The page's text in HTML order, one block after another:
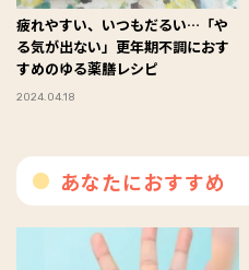
疲れやすい、いつもだるい…「や
る気が出ない」更年期不調におす
すめのゆる薬膳レシピ
2024.04.18
あなたにおすすめ